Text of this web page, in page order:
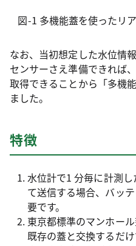
図-1 多機能蓋を使ったリ
なお、当初想定した水位情
センサーさえ準備できれば
取得できることから「多機
ました。
特徴
水位計で1 分毎に計測
て送信する場合、バッ
要です。
東京都標準のマンホー
既存の蓋と交換するだ